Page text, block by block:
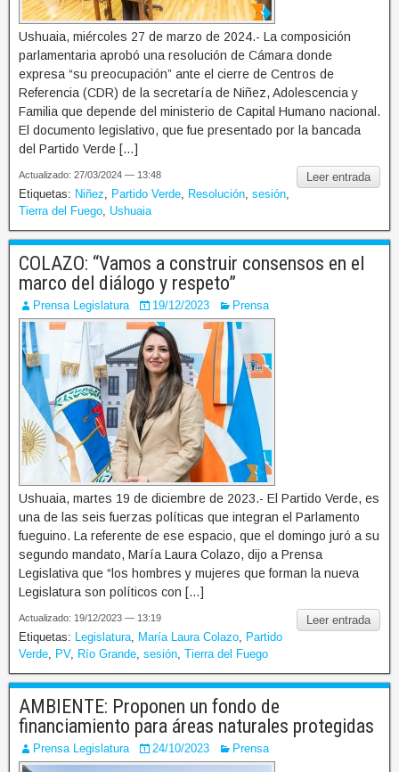
Ushuaia, miércoles 27 de marzo de 2024.- La composición
parlamentaria aprobó una resolución de Cámara donde
expresa “su preocupación” ante el cierre de Centros de
Referencia (CDR) de la secretaría de Niñez, Adolescencia y
Familia que depende del ministerio de Capital Humano nacional.
El documento legislativo, que fue presentado por la bancada
del Partido Verde […]
Leer entrada
Actualizado: 27/03/2024 — 13:48
Etiquetas: Niñez Partido Verde Resolución sesión
Tierra del Fuego Ushuaia
COLAZO: “Vamos a construir consensos en el
marco del diálogo y respeto”
Prensa Legislatura 19/12/2023 Prensa
Ushuaia, martes 19 de diciembre de 2023.- El Partido Verde, es
una de las seis fuerzas políticas que integran el Parlamento
fueguino. La referente de ese espacio, que el domingo juró a su
segundo mandato, María Laura Colazo, dijo a Prensa
Legislativa que “los hombres y mujeres que forman la nueva
Legislatura son políticos con […]
Leer entrada
Actualizado: 19/12/2023 — 13:19
Etiquetas: Legislatura María Laura Colazo
Partido
Verde
PV, Río Grande sesión Tierra del Fuego
AMBIENTE: Proponen un fondo de
financiamiento para áreas naturales protegidas
Prensa Legislatura 24/10/2023 Prensa